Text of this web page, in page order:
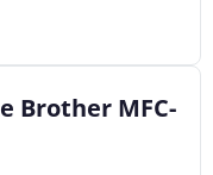
Brother MFC-